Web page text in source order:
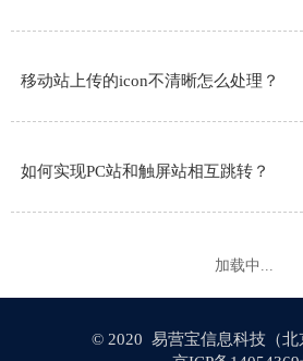
移动站上传的icon不清晰怎么处理？
如何实现PC站和触屏站相互跳转？
加载中...
© 2020 易营宝信息科技（北